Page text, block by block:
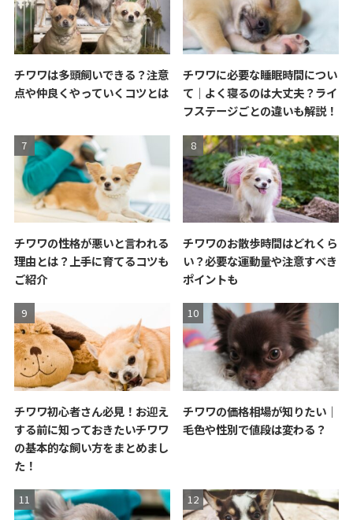
チワワは多頭飼いできる？注意
点や仲良くやっていくコツとは
チワワに必要な睡眠時間につい
て｜よく寝るのは大丈夫？ライ
フステージごとの違いも解説！
チワワの性格が悪いと言われる
理由とは？上手に育てるコツも
ご紹介
チワワのお散歩時間はどれくら
い？必要な運動量や注意すべき
ポイントも
チワワ初心者さん必見！お迎え
する前に知っておきたいチワワ
の基本的な飼い方をまとめまし
た！
チワワの価格相場が知りたい｜
毛色や性別で値段は変わる？